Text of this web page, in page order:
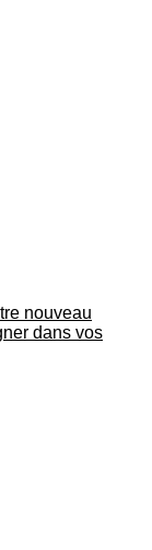
nouveau
dans vos